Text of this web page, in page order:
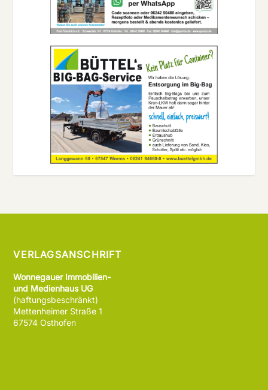
VERLAGSANSCHRIFT
Wonnegauer Immobilien-
und Medienhaus UG
(haftungsbeschränkt)
Mettenheimer Straße 1
67574 Osthofen